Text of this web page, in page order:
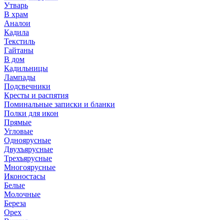
Утварь
В храм
Аналои
Кадила
Текстиль
Гайтаны
В дом
Кадильницы
Лампады
Подсвечники
Кресты и распятия
Поминальные записки и бланки
Полки для икон
Прямые
Угловые
Одноярусные
Двухъярусные
Трехъярусные
Многоярусные
Иконостасы
Белые
Молочные
Береза
Орех